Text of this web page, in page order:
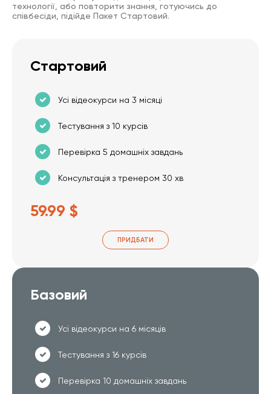
технології, або повторити знання, готуючись до
співбесіди, підійде Пакет Стартовий.
Стартовий
Усі відеокурси на 3 місяці
Тестування з 10 курсів
Перевірка 5 домашніх завдань
Консультація з тренером 30 хв
59.99 $
ПРИДБАТИ
Базовий
Усі відеокурси на 6 місяців
Тестування з 16 курсів
Перевірка 10 домашніх завдань